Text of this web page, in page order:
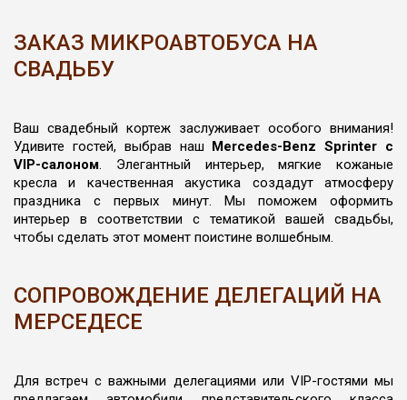
ЗАКАЗ МИКРОАВТОБУСА НА
СВАДЬБУ
Ваш свадебный кортеж заслуживает особого внимания!
Удивите гостей, выбрав наш Mercedes-Benz Sprinter с
VIP-салоном. Элегантный интерьер, мягкие кожаные
кресла и качественная акустика создадут атмосферу
праздника с первых минут. Мы поможем оформить
интерьер в соответствии с тематикой вашей свадьбы,
чтобы сделать этот момент поистине волшебным.
СОПРОВОЖДЕНИЕ ДЕЛЕГАЦИЙ НА
МЕРСЕДЕСЕ
Для встреч с важными делегациями или VIP-гостями мы